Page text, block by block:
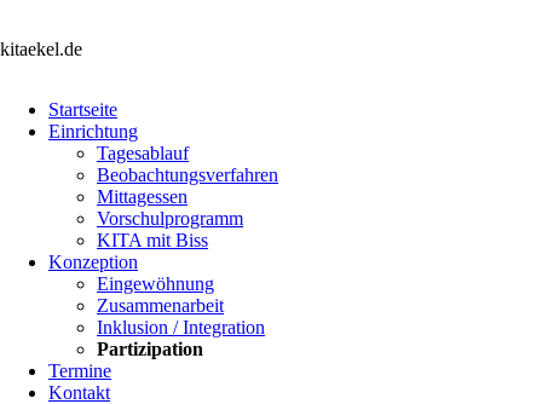
kitaekel.de
überspringen
Startseite
Einrichtung
Tagesablauf
Beobachtungsverfahren
Mittagessen
Vorschulprogramm
KITA mit Biss
Konzeption
Eingewöhnung
Zusammenarbeit
Inklusion / Integration
Partizipation
Termine
Kontakt